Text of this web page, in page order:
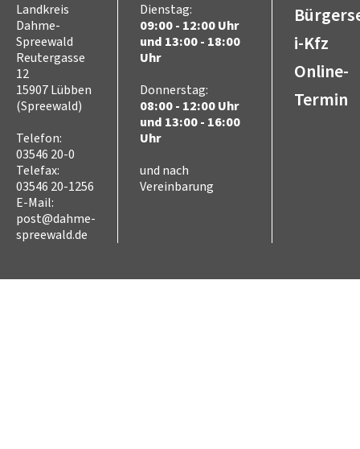
Landkreis
Dahme-
Spreewald
Reutergasse
12
15907 Lübben
(Spreewald)
Telefon:
03546 20-0
Telefax:
03546 20-1256
E-Mail:
post@dahme-
spreewald.de
Dienstag:
09:00 - 12:00 Uhr
und 13:00 - 18:00
Uhr
Donnerstag:
08:00 - 12:00 Uhr
und 13:00 - 16:00
Uhr
und nach
Vereinbarung
i-Kfz
Online-
Termin